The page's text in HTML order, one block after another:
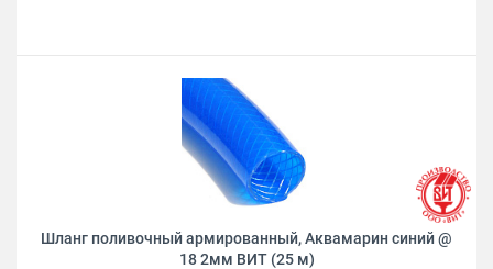
Шланг поливочный армированный, Аквамарин синий @
18 2мм ВИТ (25 м)